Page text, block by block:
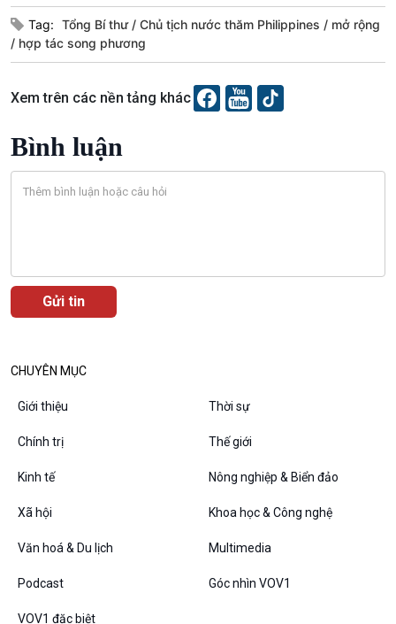
Bình luận
10 phút Sự kiện - Luận bàn
Đối thoại
Diễn đàn chủ nhật
VOV1 đặc biệt
Thanh âm ký sự
Các chương trình đặc biệt
Tag: Tổng Bí thư Chủ tịch nước thăm Philippines
mở rộng
hợp tác song phương
Xem trên các nền tảng khác
Bình luận
CHUYÊN MỤC
Giới thiệu Thời sự
Chính trị Thế giới
Kinh tế Nông nghiệp & Biển đảo
Xã hội Khoa học & Công nghệ
Văn hoá & Du lịch Multimedia
Podcast Góc nhìn VOV1
VOV1 đặc biệt